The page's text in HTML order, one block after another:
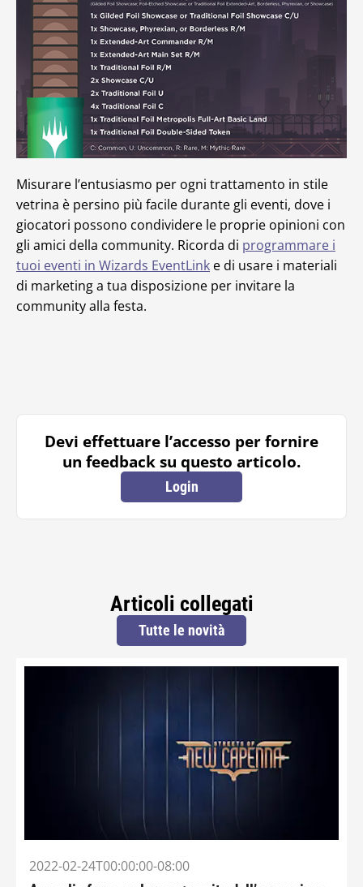
Misurare l’entusiasmo per ogni trattamento in stile
vetrina è persino più facile durante gli eventi, dove i
giocatori possono condividere le proprie opinioni con
gli amici della community. Ricorda di programmare i
tuoi eventi in Wizards EventLink e di usare i materiali
di marketing a tua disposizione per invitare la
community alla festa.
Devi effettuare l’accesso per fornire
un feedback su questo articolo.
Login
Articoli collegati
Tutte le novità
2022-02-24T00:00:00-08:00